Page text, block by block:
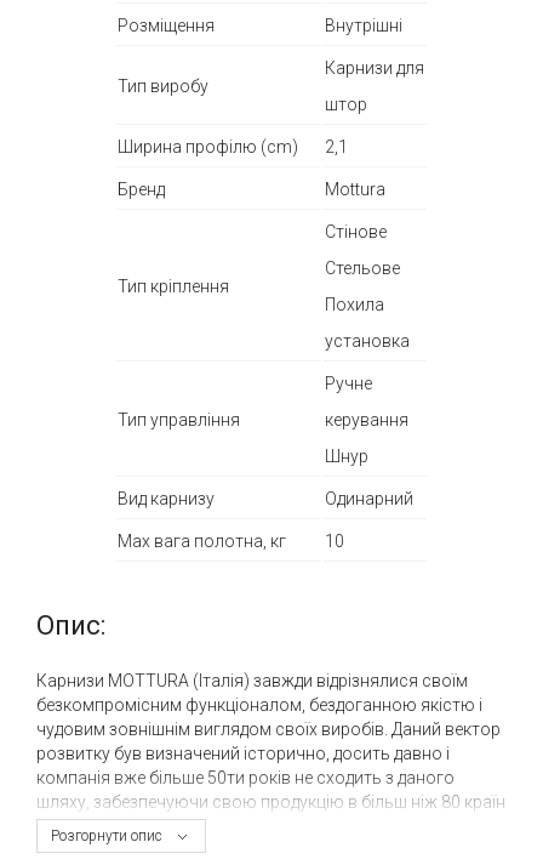
Розміщення Внутрішні
Тип виробу
Карнизи для
штор
Ширина профілю (cm) 2,1
Бренд Mottura
Тип кріплення
Стінове
Стельове
Похила
установка
Тип управління
Ручне
керування
Шнур
Вид карнизу Одинарний
Max вага полотна, кг 10
Розгорнути опис
Опис:
Карнизи MOTTURA (Італія) завжди відрізнялися своїм
безкомпромісним функціоналом, бездоганною якістю і
чудовим зовнішнім виглядом своїх виробів. Даний вектор
розвитку був визначений історично, досить давно і
компанія вже більше 50ти років не сходить з даного
шляху, забезпечуючи свою продукцію в більш ніж 80 країн
світу на об'єкти житлового, комерційного та
адміністративного призначення.